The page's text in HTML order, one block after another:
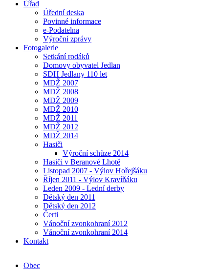
Úřad
Úřední deska
Povinné informace
e-Podatelna
Výroční zprávy
Fotogalerie
Setkání rodáků
Domovy obyvatel Jedlan
SDH Jedlany 110 let
MDŽ 2007
MDŽ 2008
MDŽ 2009
MDŽ 2010
MDŽ 2011
MDŽ 2012
MDŽ 2014
Hasiči
Výroční schůze 2014
Hasiči v Beranové Lhotě
Listopad 2007 - Výlov Hořejšáku
Říjen 2011 - Výlov Kravíňáku
Leden 2009 - Lední derby
Dětský den 2011
Dětský den 2012
Čerti
Vánoční zvonkohraní 2012
Vánoční zvonkohraní 2014
Kontakt
Obec